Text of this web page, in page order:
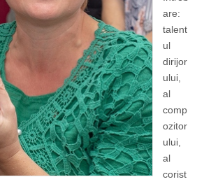
are:
talent
ul
dirijor
ului,
al
comp
ozitor
ului,
al
corist